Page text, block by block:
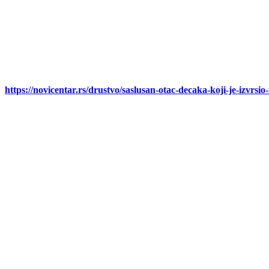
https://novicentar.rs/drustvo/saslusan-otac-decaka-koji-je-